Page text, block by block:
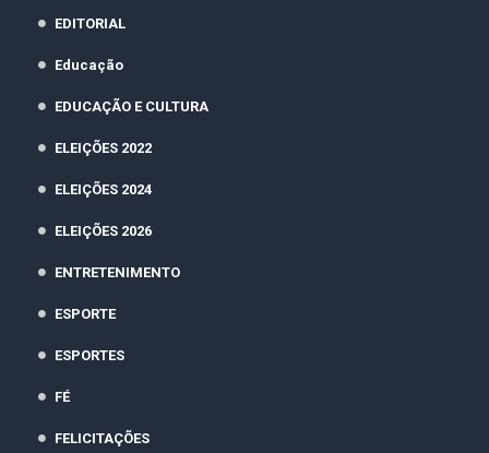
EDITORIAL
Educação
EDUCAÇÃO E CULTURA
ELEIÇÕES 2022
ELEIÇÕES 2024
ELEIÇÕES 2026
ENTRETENIMENTO
ESPORTE
ESPORTES
FÉ
FELICITAÇÕES